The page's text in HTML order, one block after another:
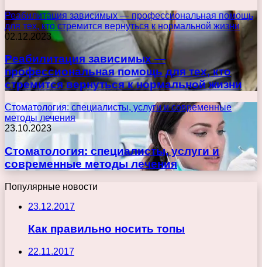
Реабилитация зависимых — профессиональная помощь
для тех, кто стремится вернуться к нормальной жизни
02.12.2023
Реабилитация зависимых —
профессиональная помощь для тех, кто
стремится вернуться к нормальной жизни
Стоматология: специалисты, услуги и современные
методы лечения
23.10.2023
Стоматология: специалисты, услуги и
современные методы лечения
Популярные новости
23.12.2017
Как правильно носить топы
22.11.2017